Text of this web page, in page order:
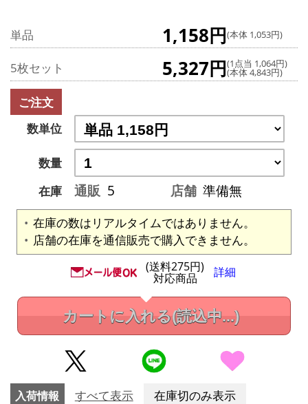
単品 1,158円(本体 1,053円)
5枚セット 5,327円(1点当 1,064円)
(本体 4,843円)
ご注文
数単位
数量
在庫
通販 5 店舗 準備無
在庫の数はリアルタイムではありません。
店舗の在庫を通信販売で購入できません。
(送料275円)
対応商品 詳細
カートに入れる(読込中...)
入荷情報 すべて表示 在庫切のみ表示